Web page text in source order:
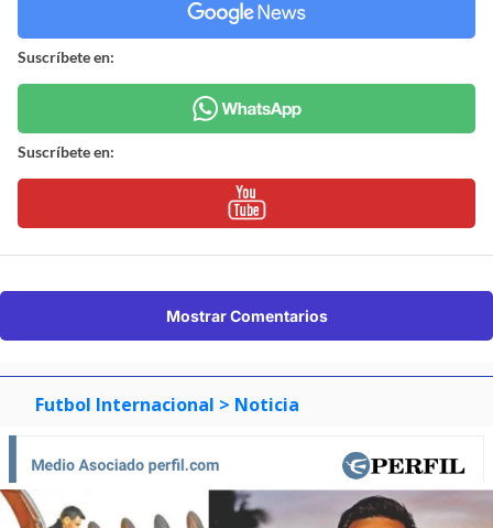
Suscríbete en:
Suscríbete en:
Mostrar Comentarios
Futbol Internacional > Noticia